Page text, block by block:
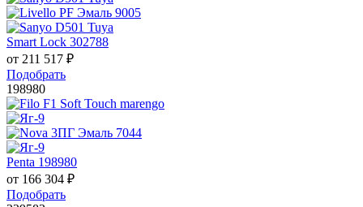
Smart Lock 302788
от 211 517 ₽
Подобрать
198980
Penta 198980
от 166 304 ₽
Подобрать